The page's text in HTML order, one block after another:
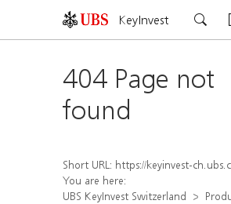
KeyInvest
404 Page not
found
Short URL: https://keyinvest-ch.ubs.com/produkt/detail/index/
You are here:
UBS KeyInvest Switzerland